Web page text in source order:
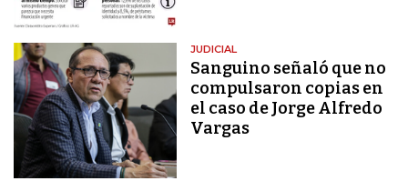
JUDICIAL
Sanguino señaló que no
compulsaron copias en
el caso de Jorge Alfredo
Vargas